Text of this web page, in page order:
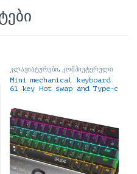
კლავიატურები,კომპიუტერული
აქსესუარები
Mini mechanical keyboard
61 key Hot swap and Type-c